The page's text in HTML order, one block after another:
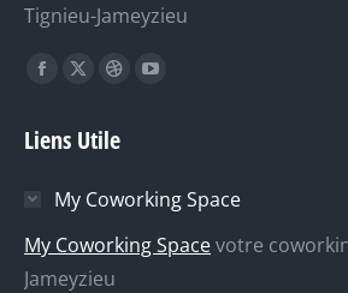
Tignieu-Jameyzieu
Trouvez nous sur :
La
Facebook
dans
une
nouvelle
La
X
dans
une
nouvelle
La
Dribble
dans
une
nouvelle
La
dans
une
Liens Utile
My Coworking Space
My Coworking Spacevotre
Jameyzieu